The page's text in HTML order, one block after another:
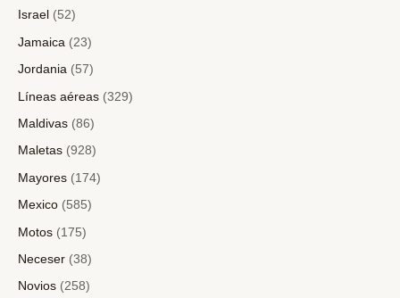
Israel (52)
Jamaica (23)
Jordania (57)
Líneas aéreas (329)
Maldivas (86)
Maletas (928)
Mayores (174)
Mexico (585)
Motos (175)
Neceser (38)
Novios (258)